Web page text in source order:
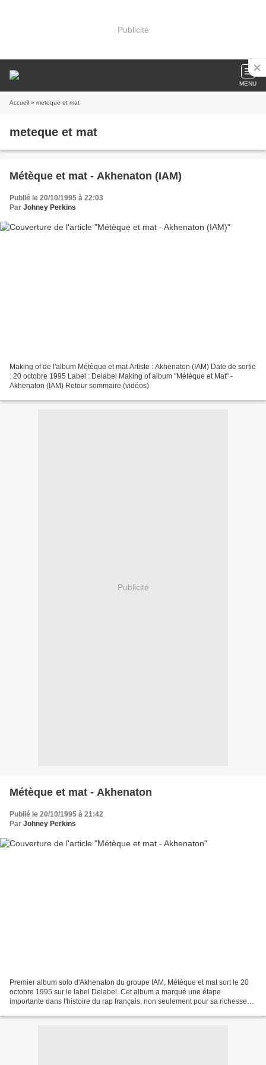
Publicité
MENU
Accueil » meteque et mat
meteque et mat
Métèque et mat - Akhenaton (IAM)
Publié le 20/10/1995 à 22:03
Par Johney Perkins
Making of de l'album Métèque et mat Artiste : Akhenaton (IAM) Date de sortie
: 20 octobre 1995 Label : Delabel Making of album "Métèque et Mat" -
Akhenaton (IAM) Retour sommaire (vidéos)
Publicité
Métèque et mat - Akhenaton
Publié le 20/10/1995 à 21:42
Par Johney Perkins
Premier album solo d'Akhenaton du groupe IAM, Métèque et mat sort le 20
octobre 1995 sur le label Delabel. Cet album a marqué une étape
importante dans l'histoire du rap français, non seulement pour sa richesse